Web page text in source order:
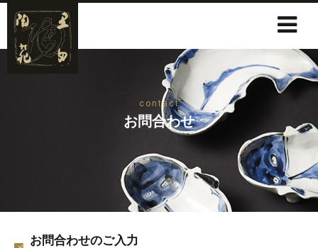
contact
お問合わせ
お問合わせのご入力